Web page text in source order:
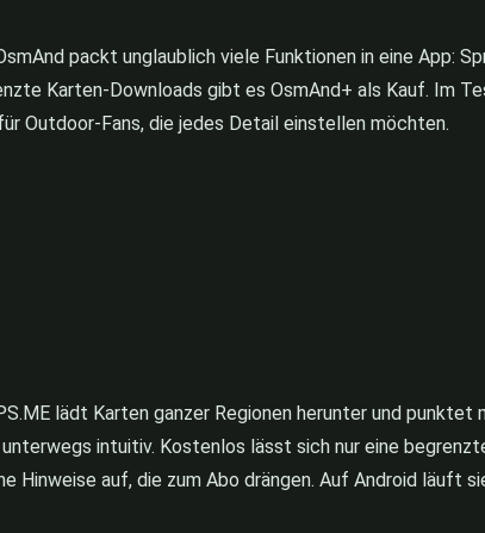
packt unglaublich viele Funktionen in eine App:
Karten-Downloads gibt es OsmAnd+ als Kauf. Im
Outdoor-Fans, die jedes Detail einstellen möchten.
lädt Karten ganzer Regionen herunter und
intuitiv. Kostenlos lässt sich nur eine
auf, die zum Abo drängen. Auf Android läuft